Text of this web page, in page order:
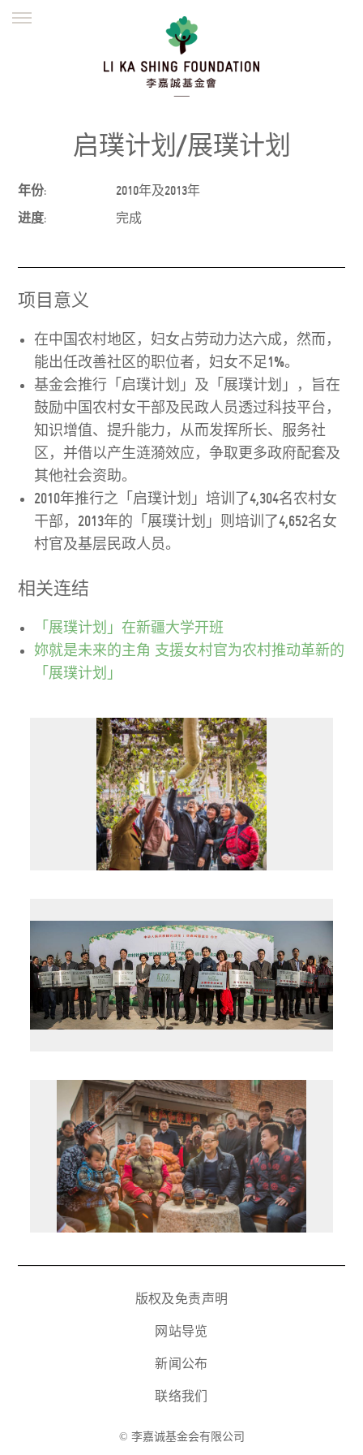
並肩同行
繁體
启璞计划/展璞计划
年份:
2010年及2013年
进度:
完成
项目意义
在中国农村地区，妇女占劳动力达六成，然而，
能出任改善社区的职位者，妇女不足1%。
基金会推行「启璞计划」及「展璞计划」，旨在
鼓励中国农村女干部及民政人员透过科技平台，
知识增值、提升能力，从而发挥所长、服务社
区，并借以产生涟漪效应，争取更多政府配套及
其他社会资助。
2010年推行之「启璞计划」培训了4,304名农村女
干部，2013年的「展璞计划」则培训了4,652名女
村官及基层民政人员。
相关连结
「展璞计划」在新疆大学开班
妳就是未来的主角 支援女村官为农村推动革新的
「展璞计划」
版权及免责声明
网站导览
新闻公布
联络我们
© 李嘉诚基金会有限公司